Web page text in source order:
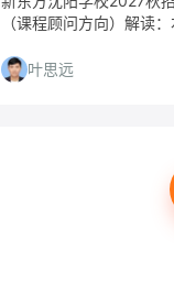
（课程顾问方向）解读
分析，投递前必看。
叶思远